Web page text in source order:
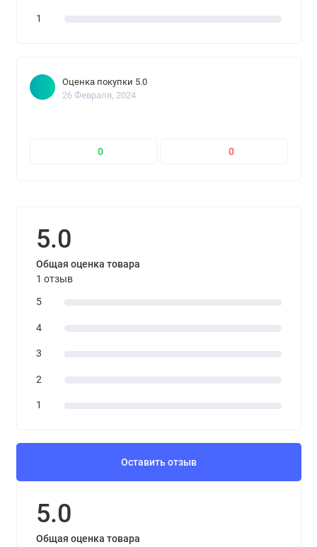
1
Оценка покупки 5.0
26 Февраля, 2024
0 0
5.0
Общая оценка товара
1 отзыв
5
4
3
2
1
Оставить отзыв
5.0
Общая оценка товара